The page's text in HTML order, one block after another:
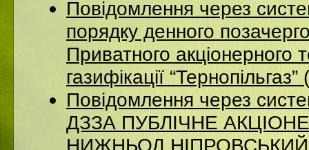
Повідомлення через
порядку денного
Приватного акціонерного
газифікації
Повідомлення через
ДЗЗА ПУБЛІЧНЕ
НИЖНЬОД